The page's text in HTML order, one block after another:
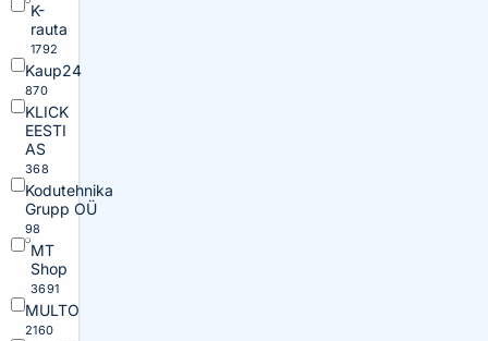
K-
rauta
1792
Kaup24
870
KLICK
EESTI
AS
368
Kodutehnika
Grupp OÜ
98
MT
Shop
3691
MULTO
2160